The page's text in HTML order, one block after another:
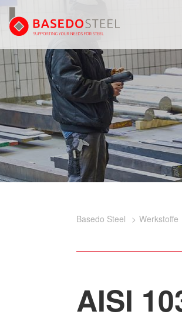
Basedo Steel Werkstoffe
AISI